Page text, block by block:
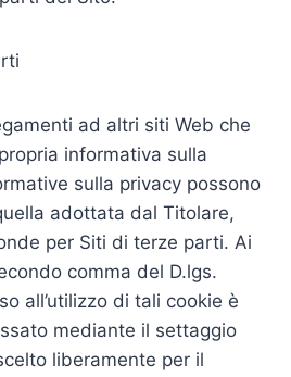
ad altri siti Web che
informativa sulla
sulla privacy possono
adottata dal Titolare,
per Siti di terze parti. Ai
comma del D.lgs.
all’utilizzo di tali cookie è
mediante il settaggio
liberamente per il